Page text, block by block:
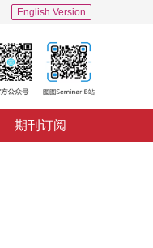
English Version
期刊订阅